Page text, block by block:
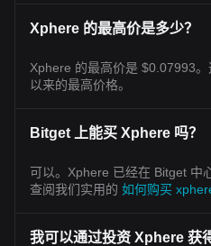
Xphere 的最高价是多少？
Xphere 的最高价是 $0.07993
以来的最高价格。
Bitget 上能买 Xphere 吗？
可以。Xphere 已经在 Bitget 中
查阅我们实用的 如何购买
我可以通过投资 Xphere 获